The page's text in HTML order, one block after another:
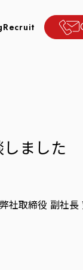
Recruit
ました
社取締役 副社